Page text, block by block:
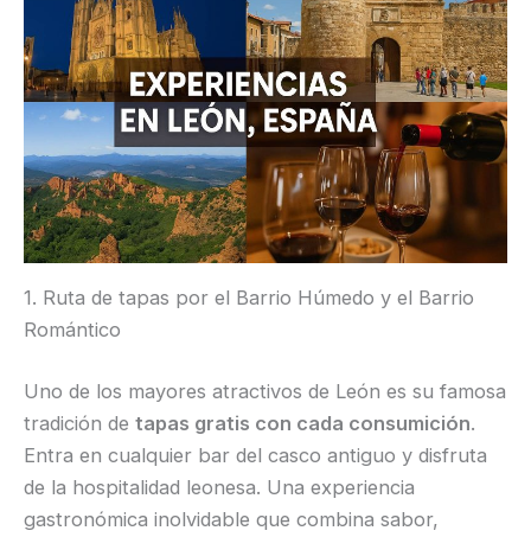
1. Ruta de tapas por el Barrio Húmedo y el Barrio
Romántico
Uno de los mayores atractivos de León es su famosa
tradición de tapas gratis con cada consumición.
Entra en cualquier bar del casco antiguo y disfruta
de la hospitalidad leonesa. Una experiencia
gastronómica inolvidable que combina sabor,